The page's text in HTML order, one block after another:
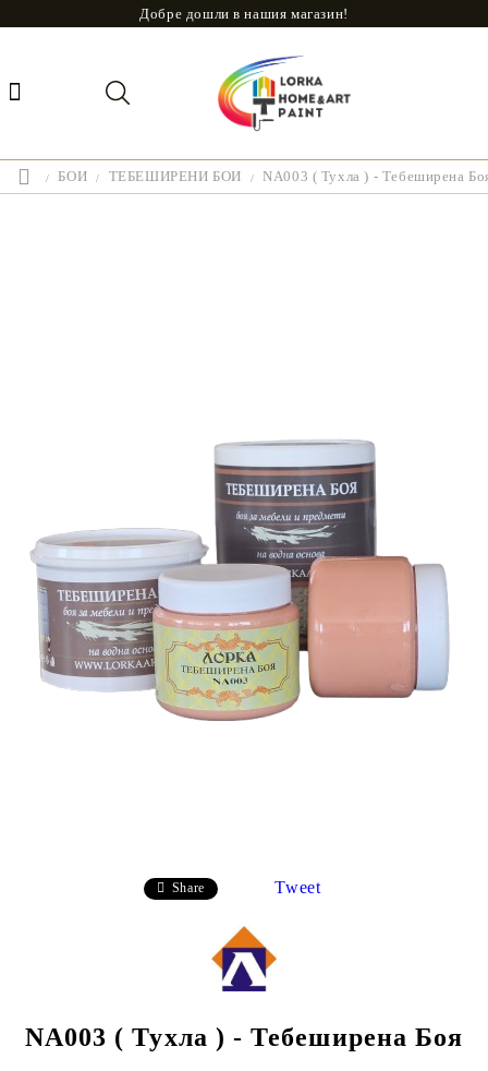
Добре дошли в нашия магазин!
БОИ ТЕБЕШИРЕНИ БОИ NA003 ( Тухла ) - Тебеширена
Share Tweet
NA003 ( Тухла ) - Тебеширена Боя